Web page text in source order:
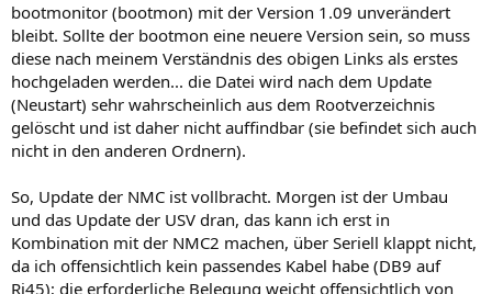
bootmonitor (bootmon) mit der Version 1.09 unverändert
bleibt. Sollte der bootmon eine neuere Version sein, so muss
diese nach meinem Verständnis des obigen Links als erstes
hochgeladen werden... die Datei wird nach dem Update
(Neustart) sehr wahrscheinlich aus dem Rootverzeichnis
gelöscht und ist daher nicht auffindbar (sie befindet sich auch
nicht in den anderen Ordnern).
So, Update der NMC ist vollbracht. Morgen ist der Umbau
und das Update der USV dran, das kann ich erst in
Kombination mit der NMC2 machen, über Seriell klappt nicht,
da ich offensichtlich kein passendes Kabel habe (DB9 auf
Rj45); die erforderliche Belegung weicht offensichtlich von